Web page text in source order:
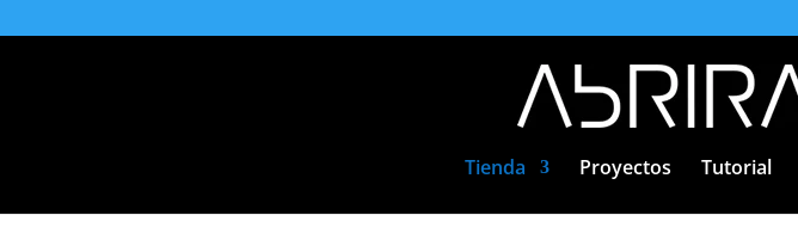
Tienda Proyectos Tutorial